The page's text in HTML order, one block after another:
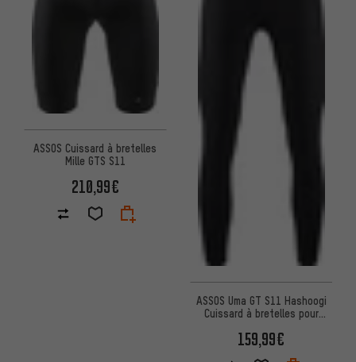
ASSOS Cuissard à bretelles
Mille GTS S11
210,99€
ASSOS Uma GT S11 Hashoogi
Cuissard à bretelles pour
159,99€